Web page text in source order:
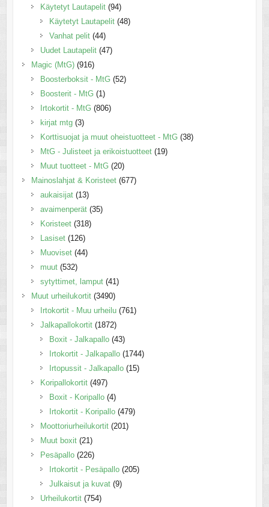
Käytetyt Lautapelit (94)
Käytetyt Lautapelit (48)
Vanhat pelit (44)
Uudet Lautapelit (47)
Magic (MtG) (916)
Boosterboksit - MtG (52)
Boosterit - MtG (1)
Irtokortit - MtG (806)
kirjat mtg (3)
Korttisuojat ja muut oheistuotteet - MtG (38)
MtG - Julisteet ja erikoistuotteet (19)
Muut tuotteet - MtG (20)
Mainoslahjat & Koristeet (677)
aukaisijat (13)
avaimenperät (35)
Koristeet (318)
Lasiset (126)
Muoviset (44)
muut (532)
sytyttimet, lamput (41)
Muut urheilukortit (3490)
Irtokortit - Muu urheilu (761)
Jalkapallokortit (1872)
Boxit - Jalkapallo (43)
Irtokortit - Jalkapallo (1744)
Irtopussit - Jalkapallo (15)
Koripallokortit (497)
Boxit - Koripallo (4)
Irtokortit - Koripallo (479)
Moottoriurheilukortit (201)
Muut boxit (21)
Pesäpallo (226)
Irtokortit - Pesäpallo (205)
Julkaisut ja kuvat (9)
Urheilukortit (754)